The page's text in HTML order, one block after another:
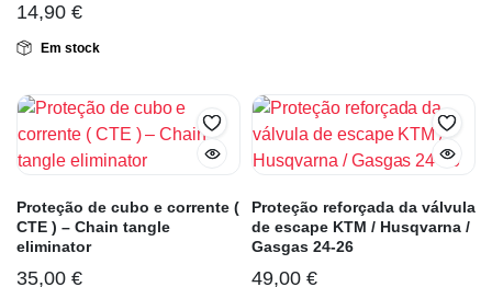
14,90 €
Em stock
Proteção de cubo e corrente (
CTE ) – Chain tangle
eliminator
35,00 €
Proteção reforçada da válvula
de escape KTM / Husqvarna /
Gasgas 24-26
49,00 €